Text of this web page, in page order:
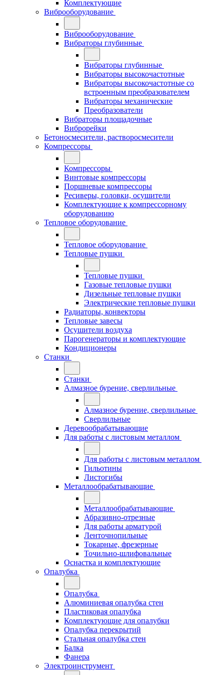
Комплектующие
Виброоборудование
Виброоборудование
Вибраторы глубинные
Вибраторы глубинные
Вибраторы высокочастотные
Вибраторы высокочастотные со
встроенным преобразователем
Вибраторы механические
Преобразователи
Вибраторы площадочные
Виброрейки
Бетоносмесители, растворосмесители
Компрессоры
Компрессоры
Винтовые компрессоры
Поршневые компрессоры
Ресиверы, головки, осушители
Комплектующие к компрессорному
оборудованию
Тепловое оборудование
Тепловое оборудование
Тепловые пушки
Тепловые пушки
Газовые тепловые пушки
Дизельные тепловые пушки
Электрические тепловые пушки
Радиаторы, конвекторы
Тепловые завесы
Осушители воздуха
Парогенераторы и комплектующие
Кондиционеры
Станки
Станки
Алмазное бурение, сверлильные
Алмазное бурение, сверлильные
Сверлильные
Деревообрабатывающие
Для работы с листовым металлом
Для работы с листовым металлом
Гильотины
Листогибы
Металлообрабатывающие
Металлообрабатывающие
Абразивно-отрезные
Для работы арматурой
Ленточнопильные
Токарные, фрезерные
Точильно-шлифовальные
Оснастка и комплектующие
Опалубка
Опалубка
Алюминиевая опалубка стен
Пластиковая опалубка
Комплектующие для опалубки
Опалубка перекрытий
Стальная опалубка стен
Балка
Фанера
Электроинструмент